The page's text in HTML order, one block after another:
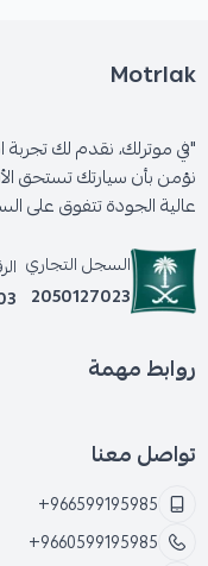
القيادة أو دواسة
* ارتفاع حرارة
الفرامل بشكل
Motrlak
"في موترلك، نقدم لك تجربة
نؤمن بأن سيارتك تستحق
عالية الجودة تتفوق على
السجل التجاري
2050127023
روابط مهمة
تواصل معنا
+966599195985
+9660599195985